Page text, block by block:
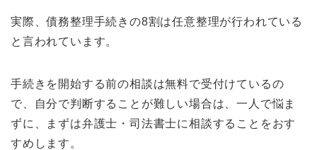
実際、債務整理手続きの8割は任意整理が行われている
と言われています。
手続きを開始する前の相談は無料で受付けているの
で、自分で判断することが難しい場合は、一人で悩ま
ずに、まずは弁護士・司法書士に相談することをおす
すめします。